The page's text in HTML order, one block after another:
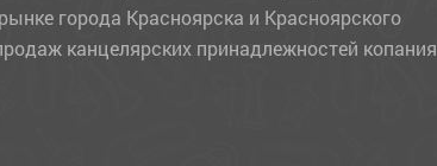
города Красноярска и Красноярского
канцелярских принадлежностей копания